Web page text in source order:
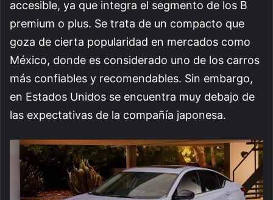
accesible, ya que integra el segmento de los B
premium o plus. Se trata de un compacto que
goza de cierta popularidad en mercados como
México, donde es considerado uno de los carros
más confiables y recomendables. Sin embargo,
en Estados Unidos se encuentra muy debajo de
las expectativas de la compañía japonesa.